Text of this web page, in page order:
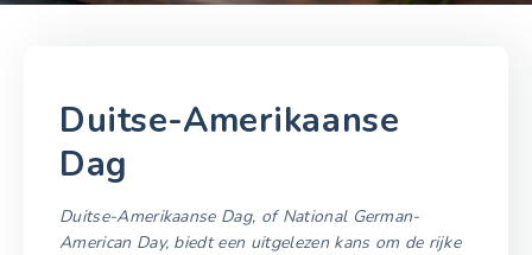
Duitse-Amerikaanse
Dag
Duitse-Amerikaanse Dag, of National German-
American Day, biedt een uitgelezen kans om de rijke